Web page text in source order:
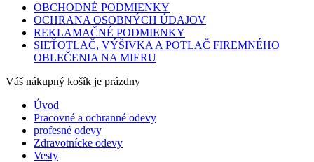
OBCHODNÉ PODMIENKY
OCHRANA OSOBNÝCH ÚDAJOV
REKLAMAČNÉ PODMIENKY
SIEŤOTLAČ, VÝŠIVKA A POTLAČ FIREMNÉHO
OBLEČENIA NA MIERU
Váš nákupný košík je prázdny
Úvod
Pracovné a ochranné odevy
profesné odevy
Zdravotnícke odevy
Vesty